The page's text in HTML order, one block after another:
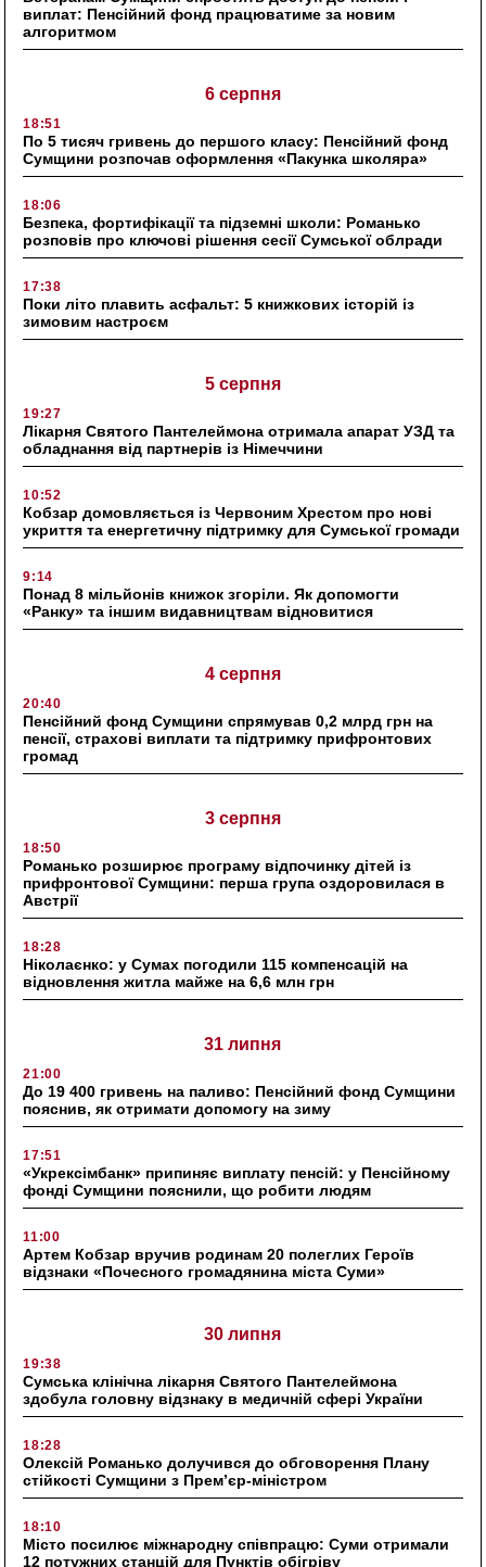
виплат: Пенсійний фонд працюватиме за новим
алгоритмом
6 серпня
18:51
По 5 тисяч гривень до першого класу: Пенсійний фонд
Сумщини розпочав оформлення «Пакунка школяра»
18:06
Безпека, фортифікації та підземні школи: Романько
розповів про ключові рішення сесії Сумської облради
17:38
Поки літо плавить асфальт: 5 книжкових історій із
зимовим настроєм
5 серпня
19:27
Лікарня Святого Пантелеймона отримала апарат УЗД та
обладнання від партнерів із Німеччини
10:52
Кобзар домовляється із Червоним Хрестом про нові
укриття та енергетичну підтримку для Сумської громади
9:14
Понад 8 мільйонів книжок згоріли. Як допомогти
«Ранку» та іншим видавництвам відновитися
4 серпня
20:40
Пенсійний фонд Сумщини спрямував 0,2 млрд грн на
пенсії, страхові виплати та підтримку прифронтових
громад
3 серпня
18:50
Романько розширює програму відпочинку дітей із
прифронтової Сумщини: перша група оздоровилася в
Австрії
18:28
Ніколаєнко: у Сумах погодили 115 компенсацій на
відновлення житла майже на 6,6 млн грн
31 липня
21:00
До 19 400 гривень на паливо: Пенсійний фонд Сумщини
пояснив, як отримати допомогу на зиму
17:51
«Укрексімбанк» припиняє виплату пенсій: у Пенсійному
фонді Сумщини пояснили, що робити людям
11:00
Артем Кобзар вручив родинам 20 полеглих Героїв
відзнаки «Почесного громадянина міста Суми»
30 липня
19:38
Сумська клінічна лікарня Святого Пантелеймона
здобула головну відзнаку в медичній сфері України
18:28
Олексій Романько долучився до обговорення Плану
стійкості Сумщини з Прем’єр-міністром
18:10
Місто посилює міжнародну співпрацю: Суми отримали
12 потужних станцій для Пунктів обігріву